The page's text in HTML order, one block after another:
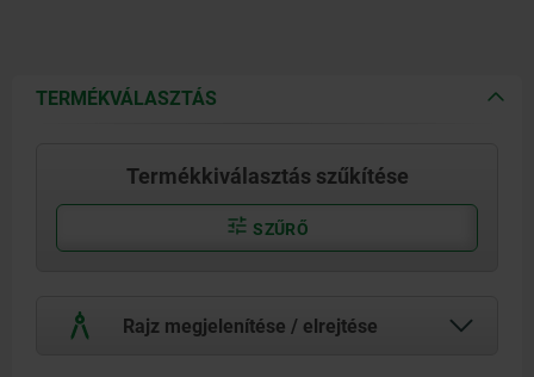
TERMÉKVÁLASZTÁS
Termékkiválasztás szűkítése
SZŰRŐ
Rajz megjelenítése / elrejtése